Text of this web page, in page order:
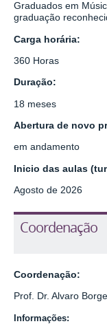
Graduados em
graduação
Carga horária:
360 Horas
Duração:
18 meses
Abertura de novo
em andamento
Inicio das aulas
Agosto de 2026
Coordenação
Coordenação:
Prof. Dr. Alvaro
Informações: